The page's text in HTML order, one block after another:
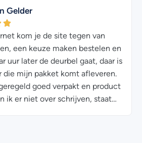
je de site tegen van
keuze maken bestelen en
de deurbel gaat, daar is
pakket komt afleveren.
goed verpakt en product
niet over schrijven, staat
zit